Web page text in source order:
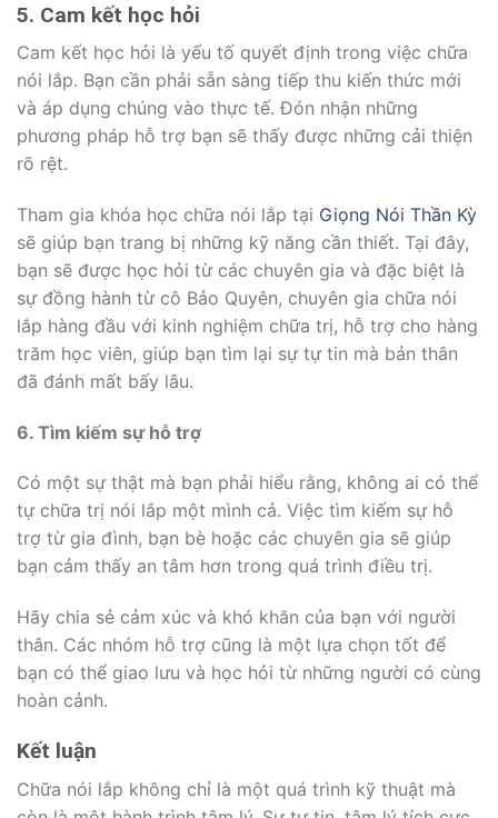
5. Cam kết học hỏi
Cam kết học hỏi là yếu tố quyết định trong việc chữa
nói lắp. Bạn cần phải sẵn sàng tiếp thu kiến thức mới
và áp dụng chúng vào thực tế. Đón nhận những
phương pháp hỗ trợ bạn sẽ thấy được những cải thiện
rõ rệt.
Tham gia khóa học chữa nói lắp tại Giọng Nói Thần Kỳ
sẽ giúp bạn trang bị những kỹ năng cần thiết. Tại đây,
bạn sẽ được học hỏi từ các chuyên gia và đặc biệt là
sự đồng hành từ cô Bảo Quyên, chuyên gia chữa nói
lắp hàng đầu với kinh nghiệm chữa trị, hỗ trợ cho hàng
trăm học viên, giúp bạn tìm lại sự tự tin mà bản thân
đã đánh mất bấy lâu.
6. Tìm kiếm sự hỗ trợ
Có một sự thật mà bạn phải hiểu rằng, không ai có thể
tự chữa trị nói lắp một mình cả. Việc tìm kiếm sự hỗ
trợ từ gia đình, bạn bè hoặc các chuyên gia sẽ giúp
bạn cảm thấy an tâm hơn trong quá trình điều trị.
Hãy chia sẻ cảm xúc và khó khăn của bạn với người
thân. Các nhóm hỗ trợ cũng là một lựa chọn tốt để
bạn có thể giao lưu và học hỏi từ những người có cùng
hoàn cảnh.
Kết luận
Chữa nói lắp không chỉ là một quá trình kỹ thuật mà